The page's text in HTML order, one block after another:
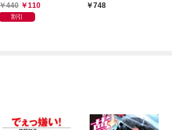
スト入り特装版＞
440 110
割引
748